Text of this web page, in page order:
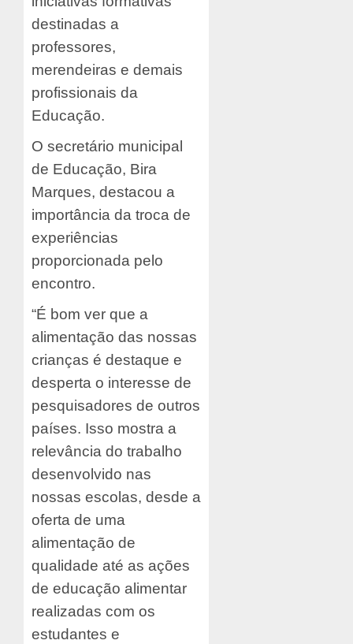
destinadas a
professores,
merendeiras e demais
profissionais da
Educação.
O secretário municipal
de Educação, Bira
Marques, destacou a
importância da troca de
experiências
proporcionada pelo
encontro.
“É bom ver que a
alimentação das nossas
crianças é destaque e
desperta o interesse de
pesquisadores de outros
países. Isso mostra a
relevância do trabalho
desenvolvido nas
nossas escolas, desde a
oferta de uma
alimentação de
qualidade até as ações
de educação alimentar
realizadas com os
estudantes e